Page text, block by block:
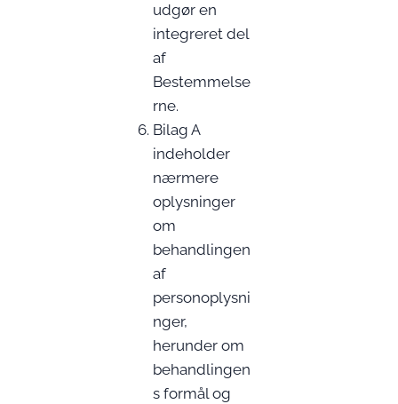
udgør en
integreret del
af
Bestemmelse
rne.
Bilag A
indeholder
nærmere
oplysninger
om
behandlingen
af
personoplysni
nger,
herunder om
behandlingen
s formål og